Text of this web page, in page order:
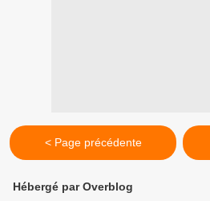
< Page précédente
Hébergé par Overblog